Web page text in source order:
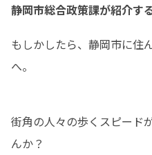
静岡市総合政策課が紹介す
もしかしたら、静岡市に住
へ。
街角の人々の歩くスピード
んか？